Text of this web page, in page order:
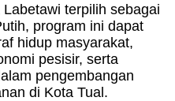
terpilih sebagai
program ini dapat
hidup masyarakat,
pesisir, serta
pengembangan
di Kota Tual.